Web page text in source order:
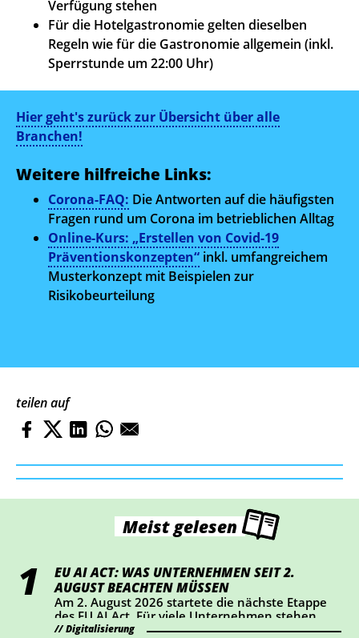
Verfügung stehen
Für die Hotelgastronomie gelten dieselben
Regeln wie für die Gastronomie allgemein (inkl.
Sperrstunde um 22:00 Uhr)
Hier geht's zurück zur Übersicht über alle
Branchen!
Weitere hilfreiche Links:
Corona-FAQ: Die Antworten auf die häufigsten
Fragen rund um Corona im betrieblichen Alltag
Online-Kurs: „Erstellen von Covid-19
Präventionskonzepten“ inkl. umfangreichem
Musterkonzept mit Beispielen zur
Risikobeurteilung
teilen auf
Meist gelesen
EU AI ACT: WAS UNTERNEHMEN SEIT 2.
AUGUST BEACHTEN MÜSSEN
Am 2. August 2026 startete die nächste Etappe
des EU AI Act. Für viele Unternehmen stehen
dabei vor allem Transparenz und Kennzeichnung
Digitalisierung